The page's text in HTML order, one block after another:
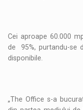
Cei aproape 60.000
de 95%, purtandu-se
disponibile.
„The Office s-a